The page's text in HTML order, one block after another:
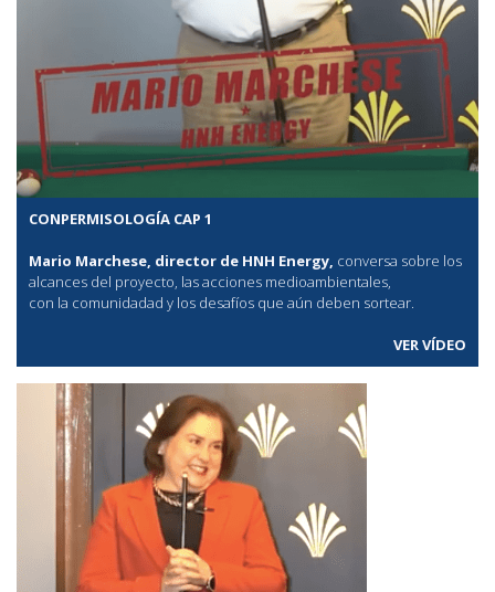
CONPERMISOLOGÍA CAP 1
Mario Marchese, director de HNH Energy, conversa sobre los
alcances del proyecto, las acciones medioambientales,
con la comunidadad y los desafíos que aún deben sortear.
VER VÍDEO